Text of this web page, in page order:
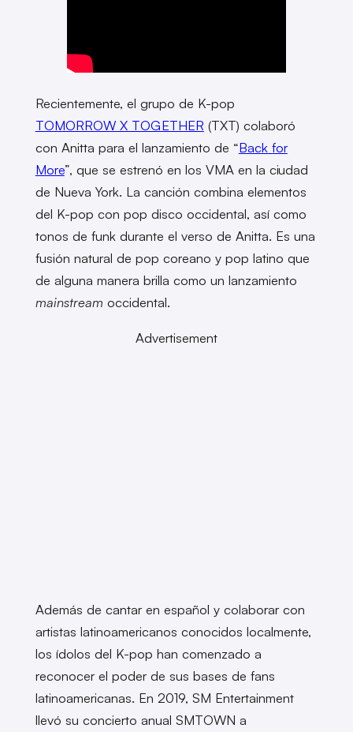
Recientemente, el grupo de K-pop
TOMORROW X TOGETHER (TXT) colaboró
con Anitta para el lanzamiento de “Back for
More”, que se estrenó en los VMA en la ciudad
de Nueva York. La canción combina elementos
del K-pop con pop disco occidental, así como
tonos de funk durante el verso de Anitta. Es una
fusión natural de pop coreano y pop latino que
de alguna manera brilla como un lanzamiento
mainstream occidental.
Advertisement
Además de cantar en español y colaborar con
artistas latinoamericanos conocidos localmente,
los ídolos del K-pop han comenzado a
reconocer el poder de sus bases de fans
latinoamericanas. En 2019, SM Entertainment
llevó su concierto anual SMTOWN a